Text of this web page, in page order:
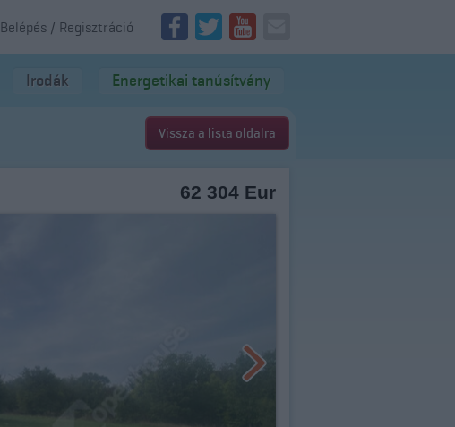
Belépés / Regisztráció
Irodák Energetikai tanúsítvány
Vissza a lista oldalra
62 304 Eur